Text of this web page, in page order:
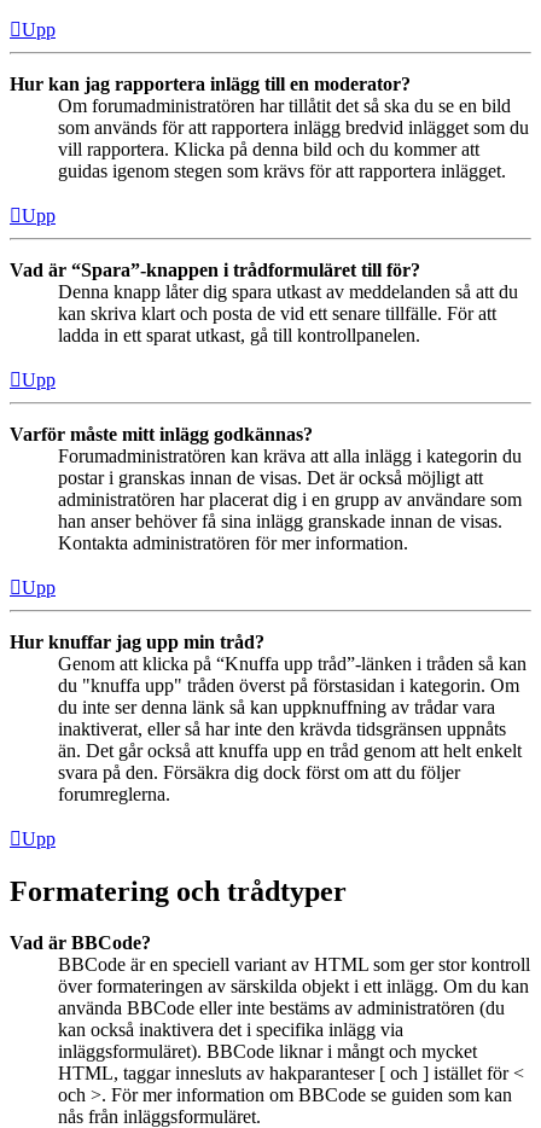
Upp
Hur kan jag rapportera inlägg till en moderator?
Om forumadministratören har tillåtit det så ska du se en bild
som används för att rapportera inlägg bredvid inlägget som du
vill rapportera. Klicka på denna bild och du kommer att
guidas igenom stegen som krävs för att rapportera inlägget.
Upp
Vad är “Spara”-knappen i trådformuläret till för?
Denna knapp låter dig spara utkast av meddelanden så att du
kan skriva klart och posta de vid ett senare tillfälle. För att
ladda in ett sparat utkast, gå till kontrollpanelen.
Upp
Varför måste mitt inlägg godkännas?
Forumadministratören kan kräva att alla inlägg i kategorin du
postar i granskas innan de visas. Det är också möjligt att
administratören har placerat dig i en grupp av användare som
han anser behöver få sina inlägg granskade innan de visas.
Kontakta administratören för mer information.
Upp
Hur knuffar jag upp min tråd?
Genom att klicka på “Knuffa upp tråd”-länken i tråden så kan
du "knuffa upp" tråden överst på förstasidan i kategorin. Om
du inte ser denna länk så kan uppknuffning av trådar vara
inaktiverat, eller så har inte den krävda tidsgränsen uppnåts
än. Det går också att knuffa upp en tråd genom att helt enkelt
svara på den. Försäkra dig dock först om att du följer
forumreglerna.
Upp
Formatering och trådtyper
Vad är BBCode?
BBCode är en speciell variant av HTML som ger stor kontroll
över formateringen av särskilda objekt i ett inlägg. Om du kan
använda BBCode eller inte bestäms av administratören (du
kan också inaktivera det i specifika inlägg via
inläggsformuläret). BBCode liknar i mångt och mycket
HTML, taggar innesluts av hakparanteser [ och ] istället för <
och >. För mer information om BBCode se guiden som kan
nås från inläggsformuläret.